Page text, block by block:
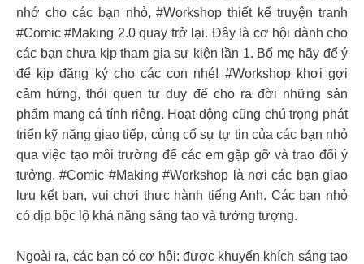
nhớ cho các bạn nhỏ, #Workshop thiết kế truyện tranh
#Comic #Making 2.0 quay trở lại. Đây là cơ hội dành cho
các bạn chưa kịp tham gia sự kiện lần 1. Bố mẹ hãy để ý
để kịp đăng ký cho các con nhé! #Workshop khơi gợi
cảm hứng, thói quen tư duy để cho ra đời những sản
phẩm mang cá tính riêng. Hoạt động cũng chú trọng phát
triển kỹ năng giao tiếp, củng cố sự tự tin của các bạn nhỏ
qua việc tạo môi trường để các em gặp gỡ và trao đổi ý
tưởng. #Comic #Making #Workshop là nơi các bạn giao
lưu kết bạn, vui chơi thực hành tiếng Anh. Các bạn nhỏ
có dịp bộc lộ khả năng sáng tạo và tưởng tượng.
Ngoài ra, các bạn có cơ hội: được khuyến khích sáng tạo